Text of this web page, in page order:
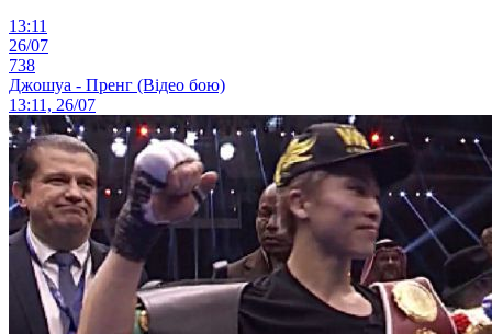
13:11
26/07
738
Джошуа - Пренг (Відео бою)
13:11, 26/07